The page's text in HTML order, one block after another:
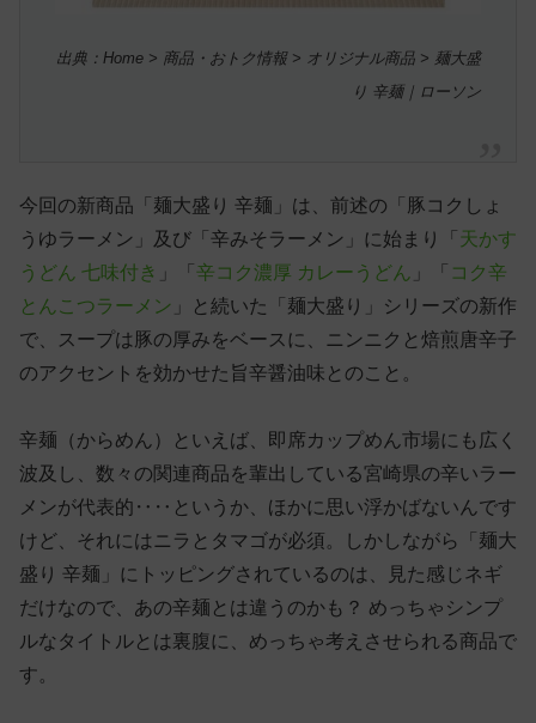
出典：Home > 商品・おトク情報 > オリジナル商品 > 麺大盛
り 辛麺｜ローソン
今回の新商品「麺大盛り 辛麺」は、前述の「豚コクしょ
うゆラーメン」及び「辛みそラーメン」に始まり「 天かす
うどん 七味付き 」「 辛コク濃厚 カレーうどん 」「 コク辛
とんこつラーメン 」と続いた「麺大盛り」シリーズの新作
で、スープは豚の厚みをベースに、ニンニクと焙煎唐辛子
のアクセントを効かせた旨辛醤油味とのこと。
辛麺（からめん）といえば、即席カップめん市場にも広く
波及し、数々の関連商品を輩出している宮崎県の辛いラー
メンが代表的‥‥というか、ほかに思い浮かばないんです
けど、それにはニラとタマゴが必須。しかしながら「麺大
盛り 辛麺」にトッピングされているのは、見た感じネギ
だけなので、あの辛麺とは違うのかも？ めっちゃシンプ
ルなタイトルとは裏腹に、めっちゃ考えさせられる商品で
す。